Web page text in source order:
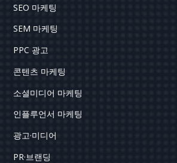
SEO 마케팅
SEM 마케팅
PPC 광고
콘텐츠 마케팅
소셜미디어 마케팅
인플루언서 마케팅
광고·미디어
PR·브랜딩